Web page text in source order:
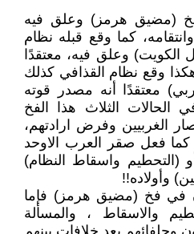
فخ (مضيق هرمز) وعلق فيه
كما وقع قبله نظام
وعلق فيه، معتقدًا
وقع نظام القذافي كذلك
معتقدًا أنه مصدر قوته
في الحالات الثلاث هذا الفخ
الغربيين وفرض ارادتهم،
كما فعل صقر العرب الاوحد
(التحطيم واسقاط النظام)
وأولاده!!
في فخ (مضيق هرمز) فإما
والاسقاط ، والمسألة